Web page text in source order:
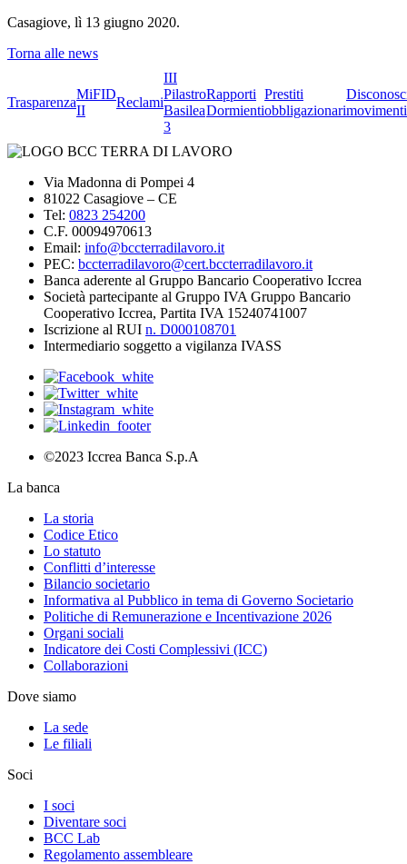
Casagiove, lì 13 giugno 2020.
Torna alle news
Trasparenza
MiFID
II
Reclami
III
Pilastro
Basilea
3
Rapporti
Dormienti
Prestiti
obbligazionarimovimenti
Via Madonna di Pompei 4
81022 Casagiove – CE
Tel: 0823 254200
C.F. 00094970613
Email: info@bccterradilavoro.it
PEC: bccterradilavoro@cert.bccterradilavoro.it
Banca aderente al Gruppo Bancario Cooperativo Iccrea
Società partecipante al Gruppo IVA Gruppo Bancario
Cooperativo Iccrea, Partita IVA 15240741007
Iscrizione al RUI n. D000108701
Intermediario soggetto a vigilanza IVASS
©2023 Iccrea Banca S.p.A
La banca
La storia
Codice Etico
Lo statuto
Conflitti d’interesse
Bilancio societario
Informativa al Pubblico in tema di Governo Societario
Politiche di Remunerazione e Incentivazione 2026
Organi sociali
Indicatore dei Costi Complessivi (ICC)
Collaborazioni
Dove siamo
La sede
Le filiali
Soci
I soci
Diventare soci
BCC Lab
Regolamento assembleare